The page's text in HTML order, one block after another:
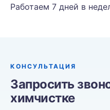
Работаем 7 дней в
КОНСУЛЬТАЦИЯ
Запросить
химчистке